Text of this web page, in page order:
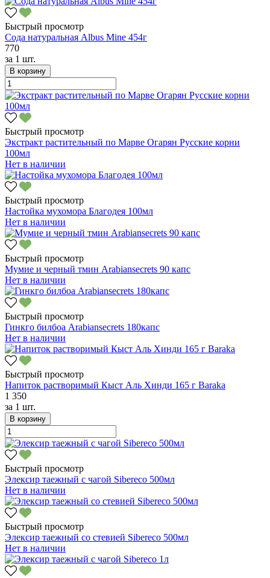
Быстрый просмотр
Сода натуральная Albus Mine 454г
770
за 1 шт.
В корзину
Быстрый просмотр
Экстракт растительный по Марве Огарян Русские корни
100мл
Нет в наличии
Быстрый просмотр
Настойка мухомора Благодея 100мл
Нет в наличии
Быстрый просмотр
Мумие и черный тмин Arabiansecrets 90 капс
Нет в наличии
Быстрый просмотр
Гинкго билбоа Arabiansecrets 180капс
Нет в наличии
Быстрый просмотр
Напиток растворимый Кыст Аль Хинди 165 г Baraka
1 350
за 1 шт.
В корзину
Быстрый просмотр
Элексир таежный с чагой Sibereco 500мл
Нет в наличии
Быстрый просмотр
Элексир таежный со стевией Sibereco 500мл
Нет в наличии